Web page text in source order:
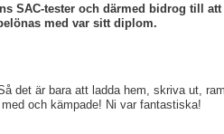
SAC-tester och därmed bidrog till att
med var sitt diplom.
det är bara att ladda hem, skriva ut,
och kämpade! Ni var fantastiska!